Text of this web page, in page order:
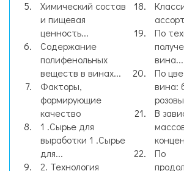
Химический состав
и пищевая
ценность...
Содержание
полифенольных
веществ в винах...
Факторы,
формирующие
качество
1 .Сырье для
выработки 1 .Сырье
для...
2. Технология
По
вина...
По
вина:
В
По